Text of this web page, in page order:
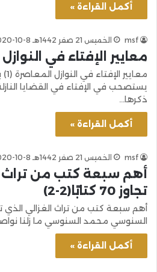
أكمل القراءة »
msf الخميس 21 صفر 1442هـ 8-10-2020م
معايير الإفتاء في
يستصحب في الإفتاء في القضايا
ذكرها…
أكمل القراءة »
msf الخميس 21 صفر 1442هـ 8-10-2020م
أهم سبعة كتب من تراث
تجاوز 70 كتابًا(2-2)
السنوسي محمد السنوسي ما زلنا
أكمل القراءة »